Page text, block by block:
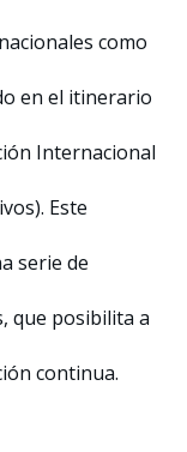
como
en el itinerario
Internacional
Este
serie de
que posibilita a
continua.